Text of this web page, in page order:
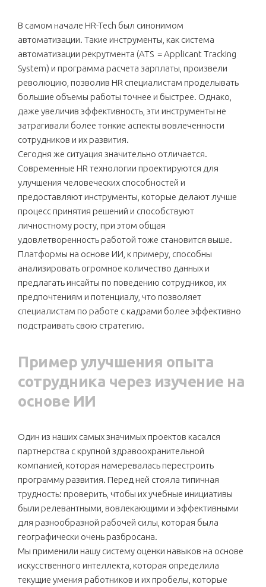
В самом начале HR-Tech был синонимом
автоматизации. Такие инструменты, как система
автоматизации рекрутмента (ATS = Applicant Tracking
System) и программа расчета зарплаты, произвели
революцию, позволив HR специалистам проделывать
большие объемы работы точнее и быстрее. Однако,
даже увеличив эффективность, эти инструменты не
затрагивали более тонкие аспекты вовлеченности
сотрудников и их развития.
Сегодня же ситуация значительно отличается.
Современные HR технологии проектируются для
улучшения человеческих способностей и
предоставляют инструменты, которые делают лучше
процесс принятия решений и способствуют
личностному росту, при этом общая
удовлетворенность работой тоже становится выше.
Платформы на основе ИИ, к примеру, способны
анализировать огромное количество данных и
предлагать инсайты по поведению сотрудников, их
предпочтениям и потенциалу, что позволяет
специалистам по работе с кадрами более эффективно
подстраивать свою стратегию.
Пример улучшения опыта
сотрудника через изучение на
основе ИИ
Один из наших самых значимых проектов касался
партнерства с крупной здравоохранительной
компанией, которая намеревалась перестроить
программу развития. Перед ней стояла типичная
трудность: проверить, чтобы их учебные инициативы
были релевантными, вовлекающими и эффективными
для разнообразной рабочей силы, которая была
географически очень разбросана.
Мы применили нашу систему оценки навыков на основе
искусственного интеллекта, которая определила
текущие умения работников и их пробелы, которые